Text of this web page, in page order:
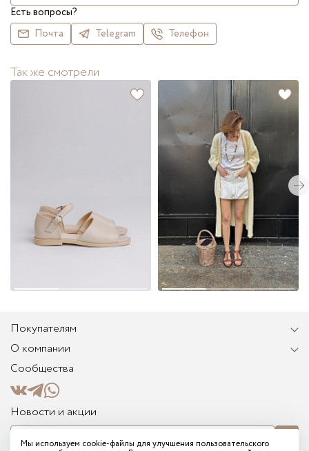
Есть вопросы?
Почта
Telegram Телефон
Так же смотрели
Покупателям
О компании
Сообщества
Новости и акции
Мы используем cookie-файлы для улучшения пользовательского